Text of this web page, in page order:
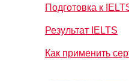
Подготовка к
Результат IELTS
Как применить